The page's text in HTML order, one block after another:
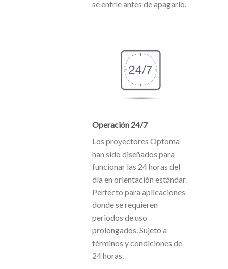
se enfríe antes de apagarlo.
Operación 24/7
Los proyectores Optoma
han sido diseñados para
funcionar las 24 horas del
día en orientación estándar.
Perfecto para aplicaciones
donde se requieren
periodos de uso
prolongados. Sujeto a
términos y condiciones de
24 horas.